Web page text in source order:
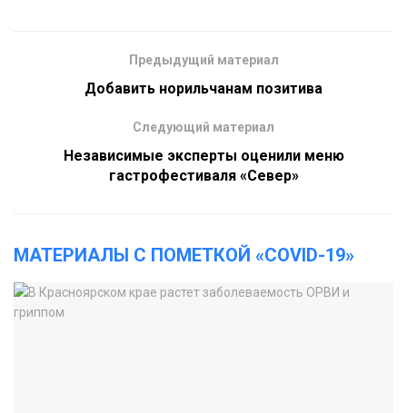
Предыдущий материал
Добавить норильчанам позитива
Следующий материал
Независимые эксперты оценили меню
гастрофестиваля «Север»
МАТЕРИАЛЫ С ПОМЕТКОЙ «COVID-19»